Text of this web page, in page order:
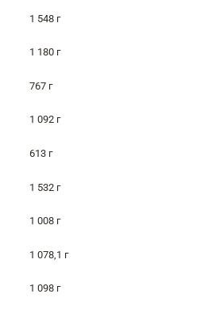
1 548 г
1 180 г
767 г
1 092 г
613 г
1 532 г
1 008 г
1 078,1 г
1 098 г